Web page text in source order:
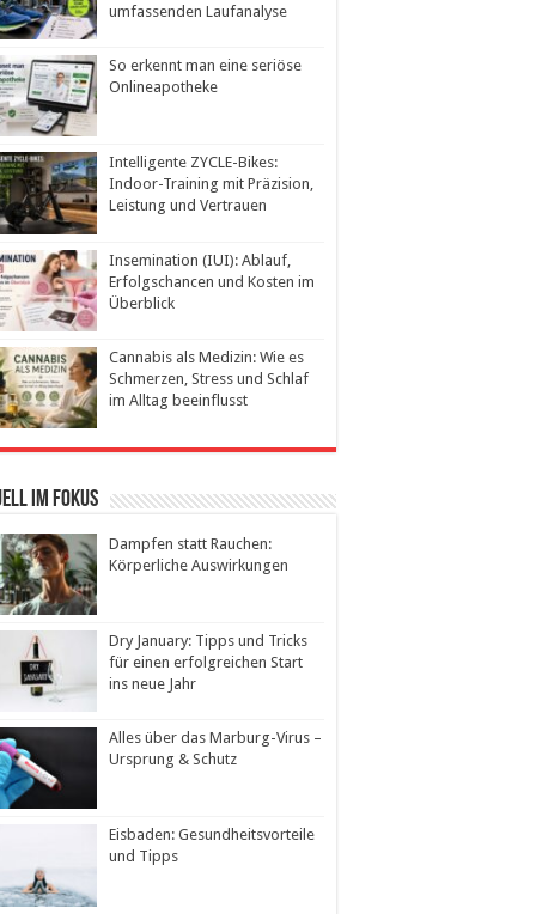
umfassenden Laufanalyse
So erkennt man eine seriöse
Onlineapotheke
Intelligente ZYCLE-Bikes:
Indoor-Training mit Präzision,
Leistung und Vertrauen
Insemination (IUI): Ablauf,
Erfolgschancen und Kosten im
Überblick
Cannabis als Medizin: Wie es
Schmerzen, Stress und Schlaf
im Alltag beeinflusst
im Fokus
Dampfen statt Rauchen:
Körperliche Auswirkungen
Dry January: Tipps und Tricks
für einen erfolgreichen Start
ins neue Jahr
Alles über das Marburg-Virus –
Ursprung & Schutz
Eisbaden: Gesundheitsvorteile
und Tipps